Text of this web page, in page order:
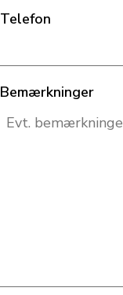
Telefon
Bemærkninger